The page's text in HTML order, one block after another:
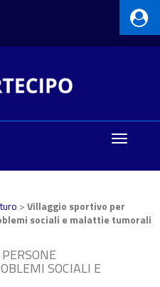
Toggle
>Villaggio sportivo per
sociali e malattie tumorali
SOCIALI E